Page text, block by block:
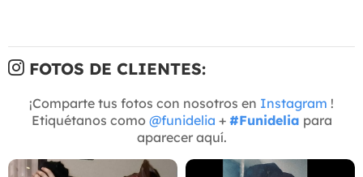
FOTOS DE CLIENTES:
¡Comparte tus fotos con nosotros en Instagram !
Etiquétanos como @funidelia + #Funidelia para
aparecer aquí.